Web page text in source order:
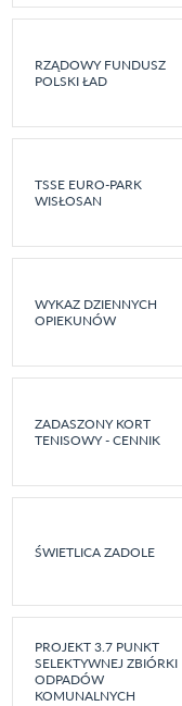
RZĄDOWY FUNDUSZ
POLSKI ŁAD
TSSE EURO-PARK
WISŁOSAN
WYKAZ DZIENNYCH
OPIEKUNÓW
ZADASZONY KORT
TENISOWY - CENNIK
ŚWIETLICA ZADOLE
PROJEKT 3.7 PUNKT
SELEKTYWNEJ ZBIÓRKI
ODPADÓW
KOMUNALNYCH